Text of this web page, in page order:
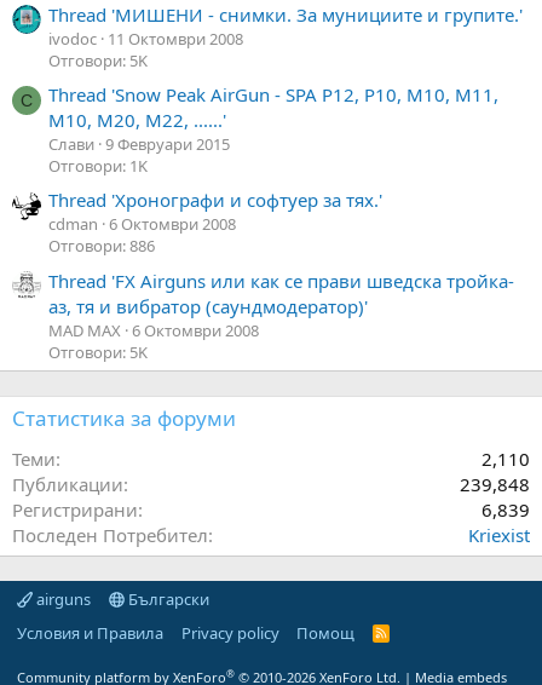
Thread 'МИШЕНИ - снимки. За мунициите и групите.'
ivodoc 11 Октомври 2008
Отговори: 5K
С
Thread 'Snow Peak AirGun - SPA P12, P10, M10, M11,
M10, M20, M22, ......'
Слави 9 Февруари 2015
Отговори: 1K
Thread 'Хронографи и софтуер за тях.'
cdman 6 Октомври 2008
Отговори: 886
Thread 'FX Airguns или как се прави шведска тройка-
аз, тя и вибратор (саундмодератор)'
MAD MAX 6 Октомври 2008
Отговори: 5K
Статистика за форуми
Теми
2,110
Публикации
239,848
Регистрирани
6,839
Последен Потребител
Kriexist
airguns
Български
Условия и Правила
Privacy policy Помощ
R
Community platform by XenForo® © 2010-2026 XenForo Ltd. | Media embeds